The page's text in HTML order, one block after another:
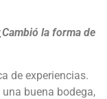
la forma de
de experiencias.
buena bodega,